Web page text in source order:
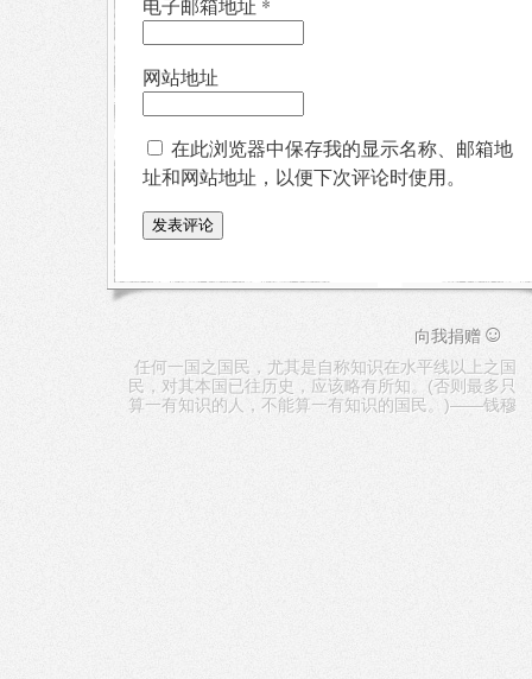
电子邮箱地址 *
网站地址
在此浏览器中保存我的显示名称、邮箱地
址和网站地址，以便下次评论时使用。
向我捐赠 ☺
任何一国之国民，尤其是自称知识在水平线以上之国
民，对其本国已往历史，应该略有所知。(否则最多只
算一有知识的人，不能算一有知识的国民。)——钱穆